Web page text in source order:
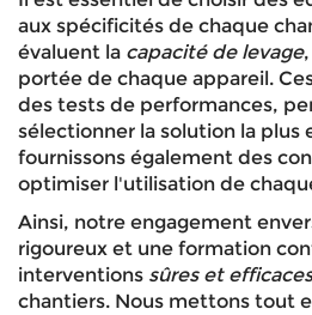
aux spécificités de chaque
évaluent la capacité de levage
portée de chaque appareil.
des tests de performances,
sélectionner la solution la plus
fournissons également des
optimiser l'utilisation de
Ainsi, notre engagement
rigoureux et une formation
interventions sûres et efficaces
chantiers. Nous mettons tout